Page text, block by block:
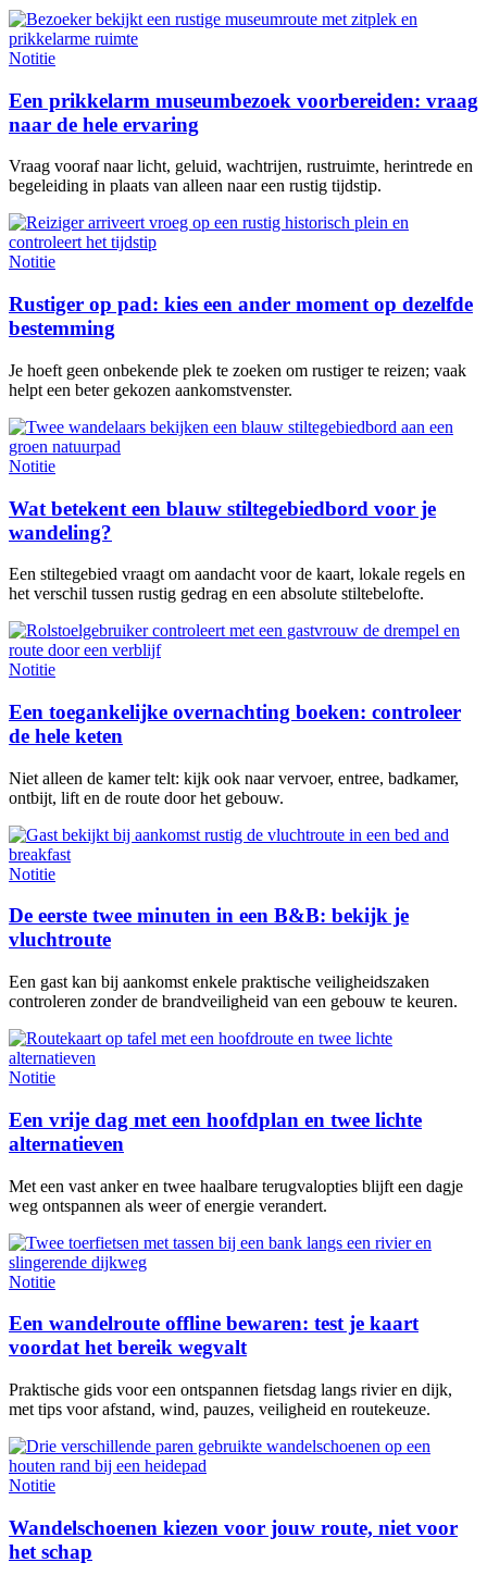
Notitie
Een prikkelarm museumbezoek voorbereiden: vraag
naar de hele ervaring
Vraag vooraf naar licht, geluid, wachtrijen, rustruimte, herintrede en
begeleiding in plaats van alleen naar een rustig tijdstip.
Notitie
Rustiger op pad: kies een ander moment op dezelfde
bestemming
Je hoeft geen onbekende plek te zoeken om rustiger te reizen; vaak
helpt een beter gekozen aankomstvenster.
Notitie
Wat betekent een blauw stiltegebiedbord voor je
wandeling?
Een stiltegebied vraagt om aandacht voor de kaart, lokale regels en
het verschil tussen rustig gedrag en een absolute stiltebelofte.
Notitie
Een toegankelijke overnachting boeken: controleer
de hele keten
Niet alleen de kamer telt: kijk ook naar vervoer, entree, badkamer,
ontbijt, lift en de route door het gebouw.
Notitie
De eerste twee minuten in een B&B: bekijk je
vluchtroute
Een gast kan bij aankomst enkele praktische veiligheidszaken
controleren zonder de brandveiligheid van een gebouw te keuren.
Notitie
Een vrije dag met een hoofdplan en twee lichte
alternatieven
Met een vast anker en twee haalbare terugvalopties blijft een dagje
weg ontspannen als weer of energie verandert.
Notitie
Een wandelroute offline bewaren: test je kaart
voordat het bereik wegvalt
Praktische gids voor een ontspannen fietsdag langs rivier en dijk,
met tips voor afstand, wind, pauzes, veiligheid en routekeuze.
Notitie
Wandelschoenen kiezen voor jouw route, niet voor
het schap